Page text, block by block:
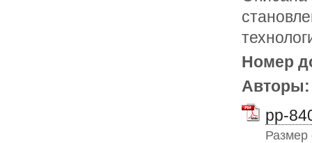
Номер
pp-